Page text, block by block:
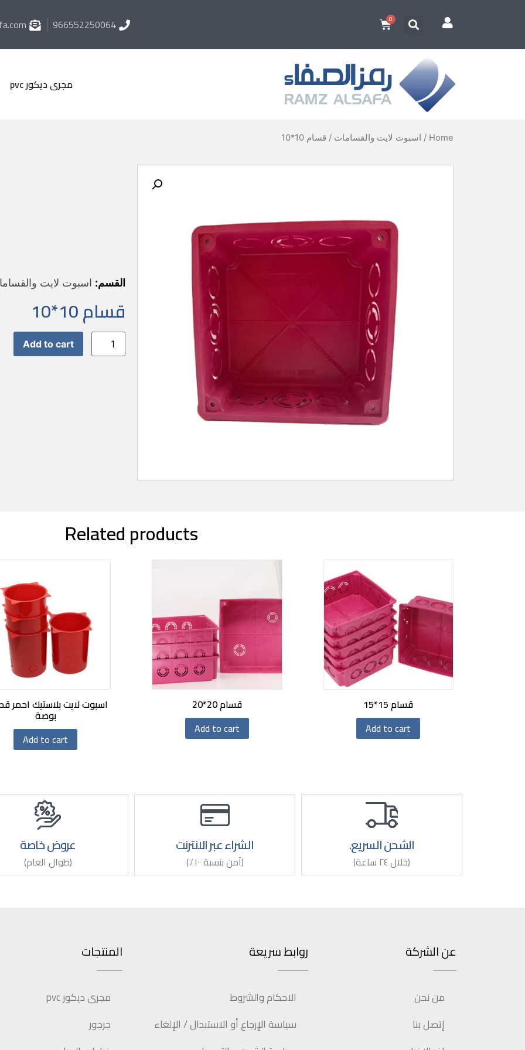
966552250064
مجرى ديكور pvc
Home
/ اسبوت لايت والقسامات / قسام 10*10
القسم: اسبوت لايت
قسام 10*10
Add to cart
Related products
قسام 15*15
Add to cart
قسام 20*20
Add to cart
بوصة
Add to cart
الشحن السريع.
(خلال ٢٤ ساعة)
الشراء عبر الانترنت
(آمن بنسبة ١٠٠٪)
عروض خاصة
(طوال العام)
عن الشركة
من نحن
إتصل بنا
روابط سريعة
الاحكام والشروط
سياسة الإرجاع أو الاستبدال / الإلغاء
المنتجات
مجرى ديكور pvc
جرجور